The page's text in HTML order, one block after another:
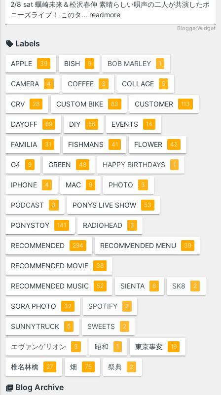
2/8 sat 蠣崎未来＆松沢春伸 素晴らしい唄声の二人が共演したポ
ニーズライブ！ このタ... readmore
BloggerWidget
Labels
APPLE 39 BISH 9 BOB MARLEY 1
CAMERA 4 COFFEE 3 COLLAGE 5
CRV 28 CUSTOM BIKE 83 CUSTOMER 113
DAYOFF 89 DIY 56 EVENTS 14
FAMILIA 31 FISHMANS 41 FLOWER 42
G4 9 GREEN 48 HAPPY BIRTHDAYS 1
IPHONE 4 MAC 9 PHOTO 3
PODCAST 3 PONYS LIVE SHOW 53
PONYSTOY 141 RADIOHEAD 3
RECOMMENDED 294 RECOMMENDED MENU 39
RECOMMENDED MOVIE 38
RECOMMENDED MUSIC 52 SIENTA 6 SK8 2
SORA PHOTO 32 SPOTIFY 2
SUNNYTRUCK 5 SWEETS 2
エヴァンゲリオン 3 昭和 1 東京事変 19
椎名林檎 27 畑 75 祭典 2
Blog Archive